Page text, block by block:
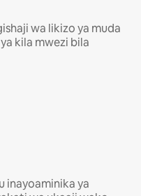
wa likizo ya muda
kila mwezi bila
inayoaminika ya